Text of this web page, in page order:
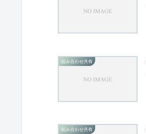
組み合わせ共有
組み合わせ共有